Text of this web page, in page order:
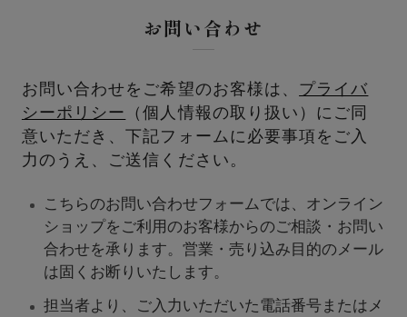
お問い合わせ
お問い合わせをご希望のお客様は、 プライバ
シーポリシー
（個人情報の取り扱い）にご同
意いただき、下記フォームに必要事項をご入
力のうえ、ご送信ください。
こちらのお問い合わせフォームでは、オンライン
ショップをご利用のお客様からのご相談・お問い
合わせを承ります。営業・売り込み目的のメール
は固くお断りいたします。
担当者より、ご入力いただいた電話番号またはメ